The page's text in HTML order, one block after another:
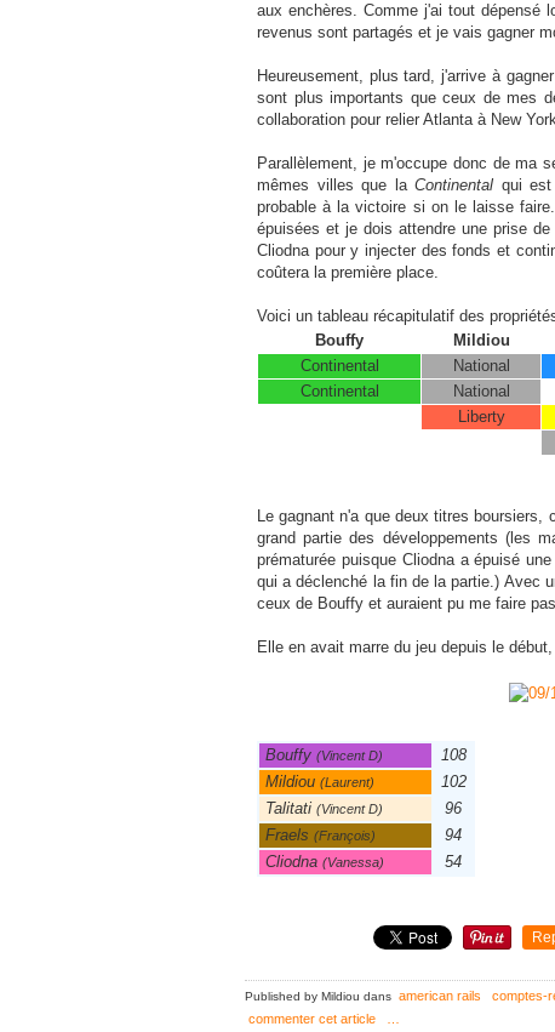
aux enchères. Comme j'ai tout dépensé
revenus sont partagés et je vais gagner
Heureusement, plus tard, j'arrive à
sont plus importants que ceux de mes
collaboration pour relier Atlanta à New
Parallèlement, je m'occupe donc de ma
mêmes villes que la Continental qui
probable à la victoire si on le laisse
épuisées et je dois attendre une prise
Cliodna pour y injecter des fonds et
coûtera la première place.
Voici un tableau récapitulatif des
Bouffy
Mildiou
Continental
National
Continental
National
Liberty
Le gagnant n'a que deux titres
grand partie des développements (les
prématurée puisque Cliodna a épuisé
qui a déclenché la fin de la partie.) Avec
ceux de Bouffy et auraient pu me faire
Elle en avait marre du jeu depuis le
Bouffy (Vincent D)
108
Mildiou (Laurent)
102
Talitati (Vincent D)
96
Fraels (François)
94
Cliodna (Vanessa) 54
Published by Mildiou dans american rails
comptes-
commenter cet article